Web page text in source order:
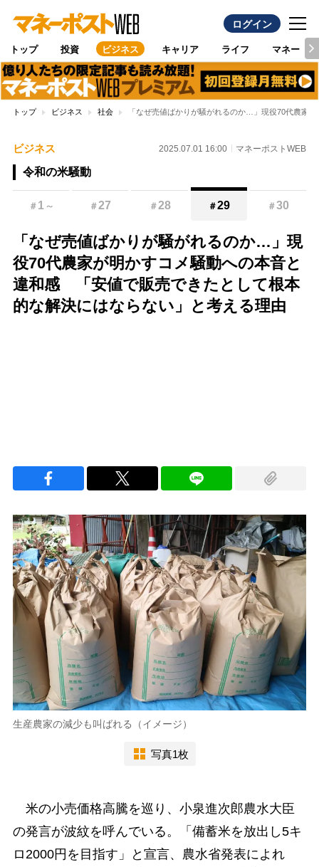
ログイン
トップ 投資 ビジネス キャリア ライフ マネー
トップ ビジネス 社会 「なぜ売値ばかりが騒がれるのか…」現役70代農家
ビジネス 2025.07.01 16:00 マネーポストWEB
令和の米騒動
＃ 1 ～ ＃27 ＃28 ＃29 ＃30
「なぜ売値ばかりが騒がれるのか…」現
役70代農家が明かすコメ騒動への本音と
違和感 「安値で販売できたとして根本
的な解決にはならない」と考える理由
生産農家の減少も叫ばれる（イメージ）
写真1枚
米の小売価格高騰を巡り、小泉進次郎農水大臣
の発言が波紋を呼んでいる。「備蓄米を放出し5キ
ロ2000円を目指す」と宣言、農水省発表によれ